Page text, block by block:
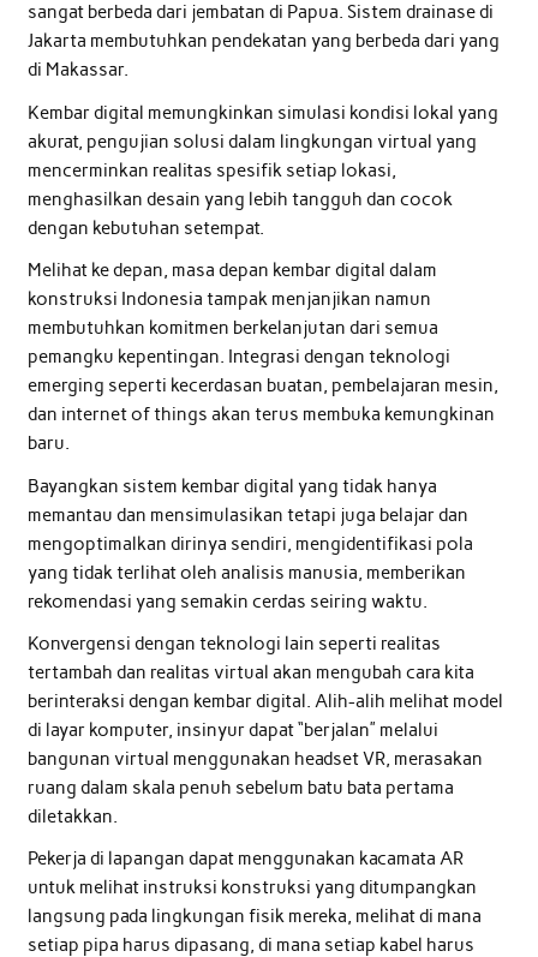
sangat berbeda dari jembatan di Papua. Sistem drainase di
Jakarta membutuhkan pendekatan yang berbeda dari yang
di Makassar.
Kembar digital memungkinkan simulasi kondisi lokal yang
akurat, pengujian solusi dalam lingkungan virtual yang
mencerminkan realitas spesifik setiap lokasi,
menghasilkan desain yang lebih tangguh dan cocok
dengan kebutuhan setempat.
Melihat ke depan, masa depan kembar digital dalam
konstruksi Indonesia tampak menjanjikan namun
membutuhkan komitmen berkelanjutan dari semua
pemangku kepentingan. Integrasi dengan teknologi
emerging seperti kecerdasan buatan, pembelajaran mesin,
dan internet of things akan terus membuka kemungkinan
baru.
Bayangkan sistem kembar digital yang tidak hanya
memantau dan mensimulasikan tetapi juga belajar dan
mengoptimalkan dirinya sendiri, mengidentifikasi pola
yang tidak terlihat oleh analisis manusia, memberikan
rekomendasi yang semakin cerdas seiring waktu.
Konvergensi dengan teknologi lain seperti realitas
tertambah dan realitas virtual akan mengubah cara kita
berinteraksi dengan kembar digital. Alih-alih melihat model
di layar komputer, insinyur dapat “berjalan” melalui
bangunan virtual menggunakan headset VR, merasakan
ruang dalam skala penuh sebelum batu bata pertama
diletakkan.
Pekerja di lapangan dapat menggunakan kacamata AR
untuk melihat instruksi konstruksi yang ditumpangkan
langsung pada lingkungan fisik mereka, melihat di mana
setiap pipa harus dipasang, di mana setiap kabel harus